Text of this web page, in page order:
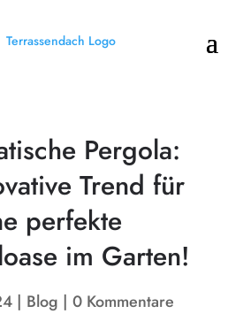
Pergola:
Trend für
perfekte
im Garten!
Blog 0 Kommentare